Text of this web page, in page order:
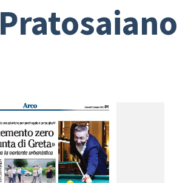
Pratosaiano